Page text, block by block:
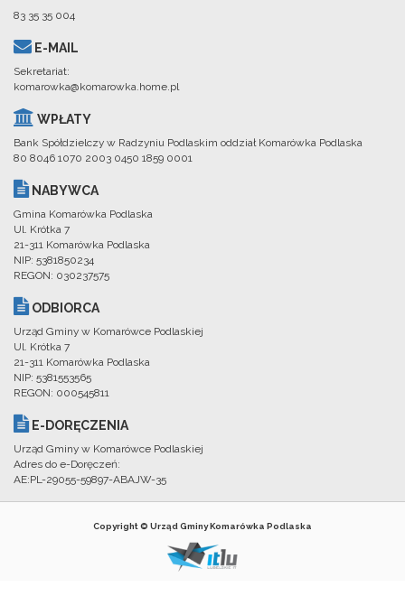
83 35 35 004
E-MAIL
Sekretariat:
komarowka@komarowka.home.pl
WPŁATY
Bank Spółdzielczy w Radzyniu Podlaskim oddział Komarówka Podlaska
80 8046 1070 2003 0450 1859 0001
NABYWCA
Gmina Komarówka Podlaska
Ul. Krótka 7
21-311 Komarówka Podlaska
NIP: 5381850234
REGON: 030237575
ODBIORCA
Urząd Gminy w Komarówce Podlaskiej
Ul. Krótka 7
21-311 Komarówka Podlaska
NIP: 5381553565
REGON: 000545811
E-DORĘCZENIA
Urząd Gminy w Komarówce Podlaskiej
Adres do e-Doręczeń:
AE:PL-29055-59897-ABAJW-35
Copyright © Urząd Gminy Komarówka Podlaska